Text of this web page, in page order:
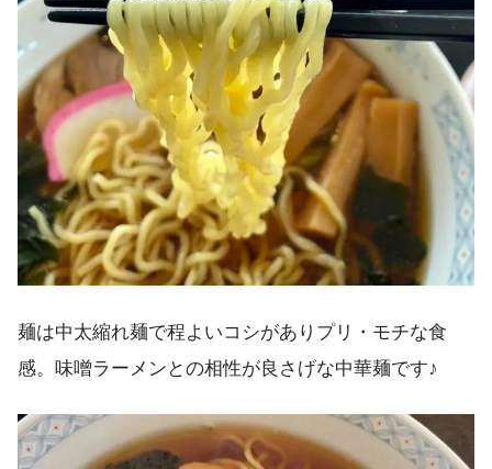
麺は中太縮れ麺で程よいコシがありプリ・モチな食
感。味噌ラーメンとの相性が良さげな中華麺です♪